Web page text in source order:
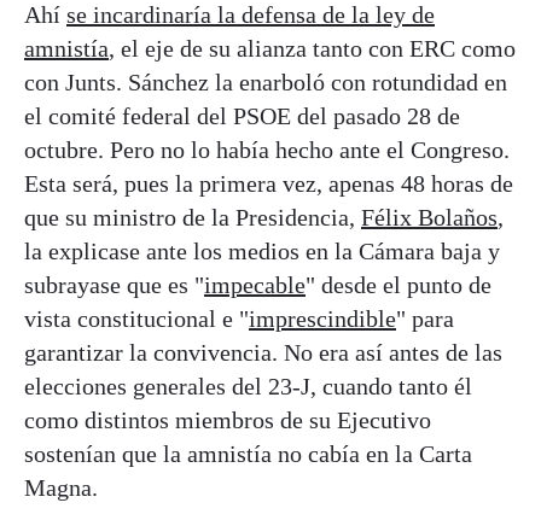
Ahí se incardinaría la defensa de la ley de
amnistía, el eje de su alianza tanto con ERC como
con Junts. Sánchez la enarboló con rotundidad en
el comité federal del PSOE del pasado 28 de
octubre. Pero no lo había hecho ante el Congreso.
Esta será, pues la primera vez, apenas 48 horas de
que su ministro de la Presidencia, Félix Bolaños,
la explicase ante los medios en la Cámara baja y
subrayase que es "impecable" desde el punto de
vista constitucional e "imprescindible" para
garantizar la convivencia. No era así antes de las
elecciones generales del 23-J, cuando tanto él
como distintos miembros de su Ejecutivo
sostenían que la amnistía no cabía en la Carta
Magna.